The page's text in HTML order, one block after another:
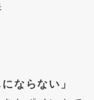
ならない」